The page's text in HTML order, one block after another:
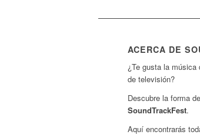
ACERCA DE
¿Te gusta la
de televisión?
Descubre la forma
SoundTrackFest.
Aquí encontrarás